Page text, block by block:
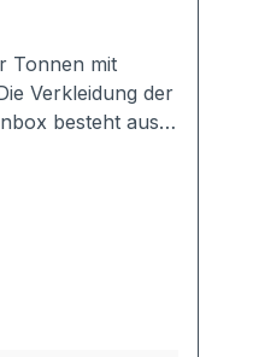
Tonnen mit
Verkleidung der
besteht aus
Sie sich
Ihrem Bedarf